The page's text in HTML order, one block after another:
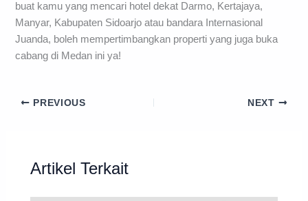
buat kamu yang mencari hotel dekat Darmo, Kertajaya,
Manyar, Kabupaten Sidoarjo atau bandara Internasional
Juanda, boleh mempertimbangkan properti yang juga buka
cabang di Medan ini ya!
PREVIOUS NEXT
Artikel Terkait